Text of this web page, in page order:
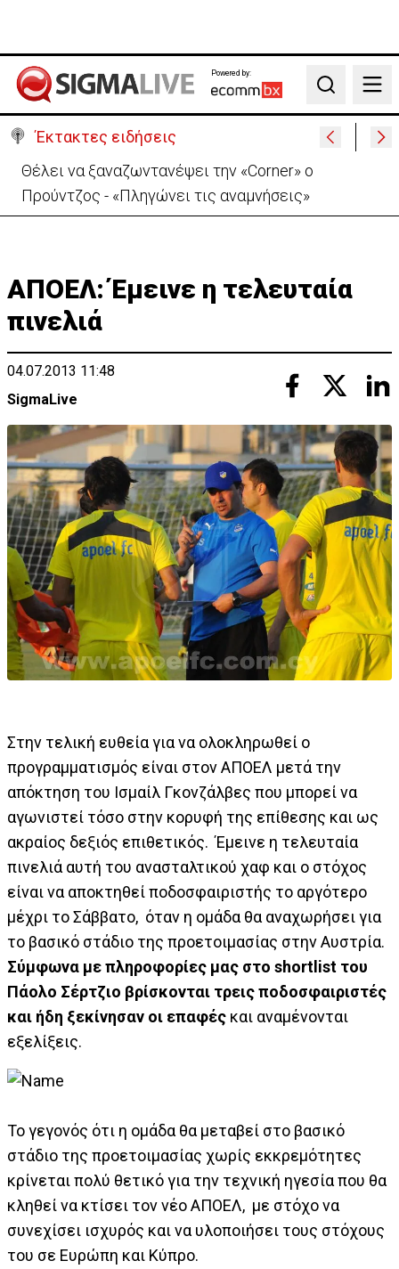
Powered by:
Search
Έκτακτες ειδήσεις
Θέλει να ξαναζωντανέψει την «Corner» o
Προύντζος - «Πληγώνει τις αναμνήσεις»
ΑΠΟΕΛ: Έμεινε η τελευταία
πινελιά
04.07.2013 11:48
SigmaLive
Στην τελική ευθεία για να ολοκληρωθεί ο
προγραμματισμός είναι στον ΑΠΟΕΛ μετά την
απόκτηση του Ισμαίλ Γκονζάλβες που μπορεί να
αγωνιστεί τόσο στην κορυφή της επίθεσης και ως
ακραίος δεξιός επιθετικός. Έμεινε η τελευταία
πινελιά αυτή του ανασταλτικού χαφ και ο στόχος
είναι να αποκτηθεί ποδοσφαιριστής το αργότερο
μέχρι το Σάββατο, όταν η ομάδα θα αναχωρήσει για
το βασικό στάδιο της προετοιμασίας στην Αυστρία.
Σύμφωνα με πληροφορίες μας στο shortlist του
Πάολο Σέρτζιο βρίσκονται τρεις ποδοσφαιριστές
και ήδη ξεκίνησαν οι επαφές και αναμένονται
εξελίξεις.
Το γεγονός ότι η ομάδα θα μεταβεί στο βασικό
στάδιο της προετοιμασίας χωρίς εκκρεμότητες
κρίνεται πολύ θετικό για την τεχνική ηγεσία που θα
κληθεί να κτίσει τον νέο ΑΠΟΕΛ, με στόχο να
συνεχίσει ισχυρός και να υλοποιήσει τους στόχους
του σε Ευρώπη και Κύπρο.